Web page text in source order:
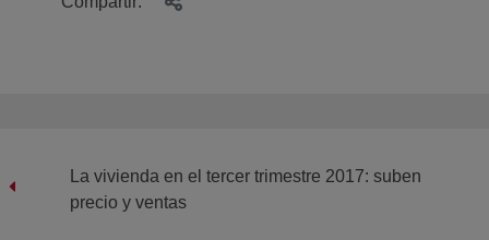
La vivienda en el tercer trimestre 2017: suben
precio y ventas